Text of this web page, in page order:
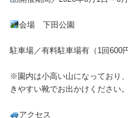
会場 下田公園
駐車場／有料駐車場有（1回600円
※園内は小高い山になっており
きやすい靴でお出かけください。
アクセス